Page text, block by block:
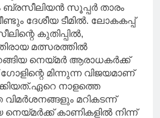
ബ്രസീലിയൻ സൂപ്പർ താരം
ദേശീയ ടീമിൽ. ലോകകപ്പ്
കുതിപ്പിൽ,
മത്സരത്തിൽ
നെയ്മർ ആരാധകർക്ക്
മിന്നുന്ന വിജയമാണ്
നാളത്തെ
മറികടന്ന്
കാണികളിൽ നിന്ന്